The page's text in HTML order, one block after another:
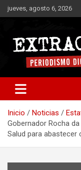
Saltar
al
jueves, agosto 6, 2026
Inicio Noticias
Gobernador Rocha
Salud para abastecer